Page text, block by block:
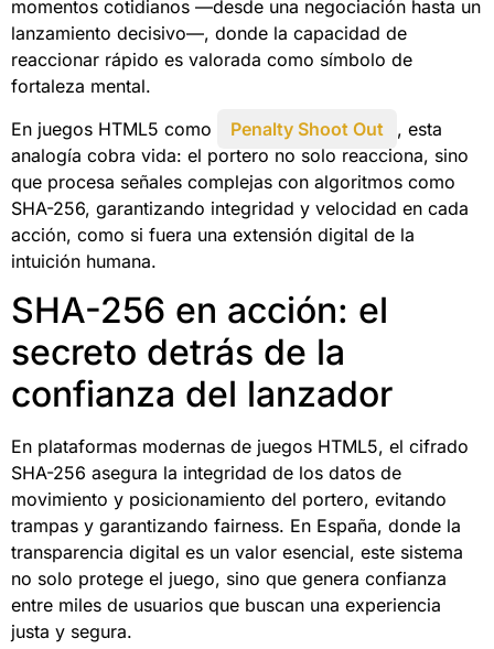
momentos cotidianos —desde una negociación hasta un
lanzamiento decisivo—, donde la capacidad de
reaccionar rápido es valorada como símbolo de
fortaleza mental.
En juegos HTML5 como
Penalty Shoot Out
, esta
analogía cobra vida: el portero no solo reacciona, sino
que procesa señales complejas con algoritmos como
SHA-256, garantizando integridad y velocidad en cada
acción, como si fuera una extensión digital de la
intuición humana.
SHA-256 en acción: el
secreto detrás de la
confianza del lanzador
En plataformas modernas de juegos HTML5, el cifrado
SHA-256 asegura la integridad de los datos de
movimiento y posicionamiento del portero, evitando
trampas y garantizando fairness. En España, donde la
transparencia digital es un valor esencial, este sistema
no solo protege el juego, sino que genera confianza
entre miles de usuarios que buscan una experiencia
justa y segura.